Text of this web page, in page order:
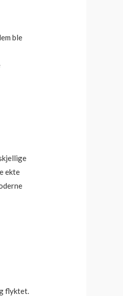
ble
ekte
flyktet.